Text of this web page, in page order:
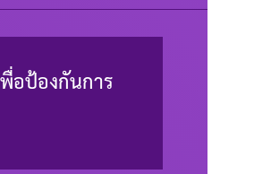
อป้องกันการ